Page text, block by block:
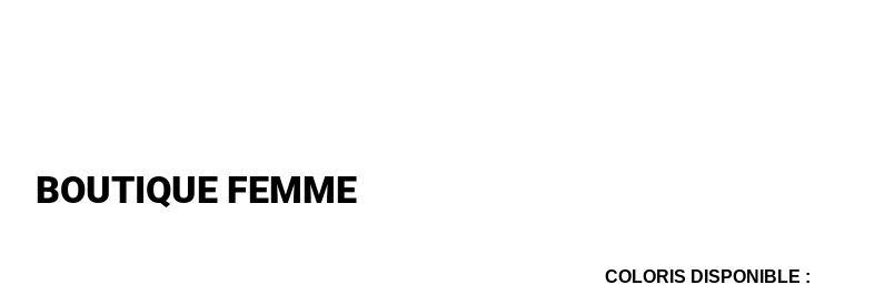
BOUTIQUE FEMME
COLORIS DISPONIBLE :